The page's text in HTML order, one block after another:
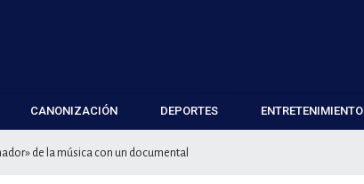
CANONIZACIÓN DEPORTES ENTRETENIMIENTO
de la música con un documental